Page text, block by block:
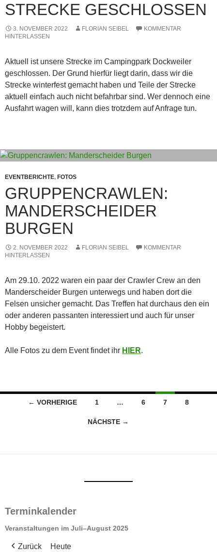
STRECKE GESCHLOSSEN
3. NOVEMBER 2022 FLORIAN SEIBEL
KOMMENTAR
HINTERLASSEN
Aktuell ist unsere Strecke im Campingpark Dockweiler
geschlossen. Der Grund hierfür liegt darin, dass wir die
Strecke winterfest gemacht haben und Teile der Strecke
aktuell einfach auch nicht befahrbar sind. Wer dennoch eine
Ausfahrt wagen will, kann dies trotzdem auf Anfrage tun.
EVENTBERICHTE, FOTOS
GRUPPENCRAWLEN:
MANDERSCHEIDER
BURGEN
2. NOVEMBER 2022 FLORIAN SEIBEL
KOMMENTAR
HINTERLASSEN
Am 29.10. 2022 waren ein paar der Crawler Crew an den
Manderscheider Burgen unterwegs und haben dort die
Felsen unsicher gemacht. Das Treffen hat durchaus den ein
oder anderen passanten interessiert und auch für unser
Hobby begeistert.
Alle Fotos zu dem Event findet ihr HIER.
Beitragsnavigation
← VORHERIGE 1 … 6 7 8
NÄCHSTE →
Terminkalender
Veranstaltungen im Juli–August 2025
Zurück Heute